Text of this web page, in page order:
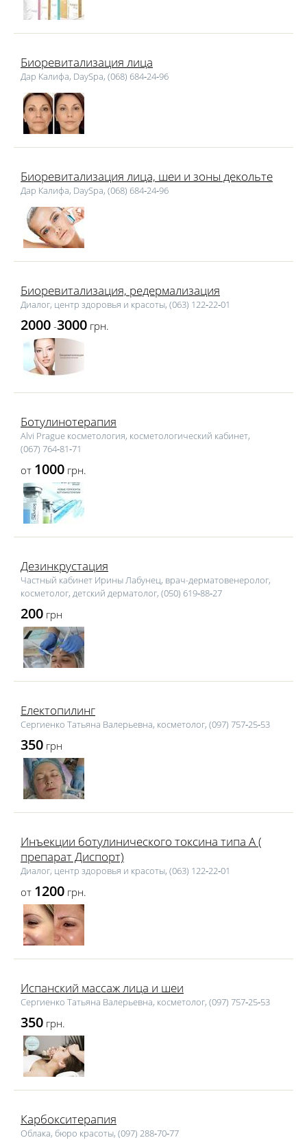
Биоревитализация лица
Дар Калифа, DaySpa, (068) 684‑24‑96
Биоревитализация лица, шеи и зоны декольте
Дар Калифа, DaySpa, (068) 684‑24‑96
Биоревитализация, редермализация
Диалог, центр здоровья и красоты, (063) 122‑22‑01
2000 -3000 грн.
Ботулинотерапия
Alvi Prague косметология, косметологический кабинет,
(067) 764‑81‑71
от 1000 грн.
Дезинкрустация
Частный кабинет Ирины Лабунец, врач-дерматовенеролог,
косметолог, детский дерматолог, (050) 619‑88‑27
200 грн
Електопилинг
Сергиенко Татьяна Валерьевна, косметолог, (097) 757‑25‑53
350 грн
Инъекции ботулинического токсина типа А (
препарат Диспорт)
Диалог, центр здоровья и красоты, (063) 122‑22‑01
от 1200 грн.
Испанский массаж лица и шеи
Сергиенко Татьяна Валерьевна, косметолог, (097) 757‑25‑53
350 грн.
Карбокситерапия
Облака, бюро красоты, (097) 288‑70‑77